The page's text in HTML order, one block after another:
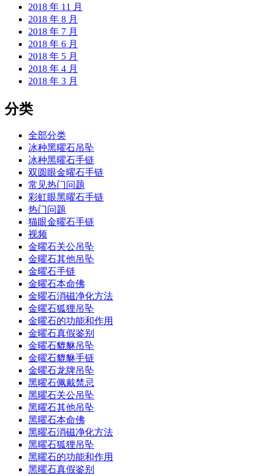
2018 年 11 月
2018 年 8 月
2018 年 7 月
2018 年 6 月
2018 年 5 月
2018 年 4 月
2018 年 3 月
分类
全部分类
冰种黑曜石吊坠
冰种黑曜石手链
双圆眼金曜石手链
常见热门问题
彩虹眼黑曜石手链
热门问题
猫眼金曜石手链
视频
金曜石关公吊坠
金曜石其他吊坠
金曜石手链
金曜石本命佛
金曜石消磁净化方法
金曜石狐狸吊坠
金曜石的功能和作用
金曜石真假鉴别
金曜石貔貅吊坠
金曜石貔貅手链
金曜石龙牌吊坠
黑曜石佩戴禁忌
黑曜石关公吊坠
黑曜石其他吊坠
黑曜石本命佛
黑曜石消磁净化方法
黑曜石狐狸吊坠
黑曜石的功能和作用
黑曜石真假鉴别